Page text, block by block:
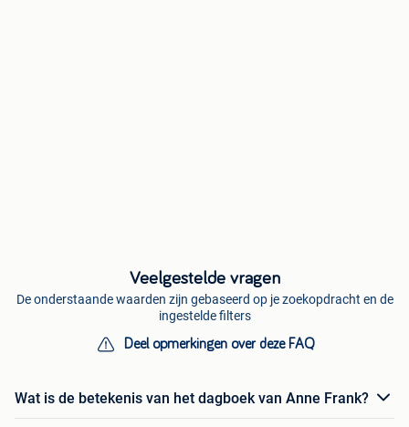
Veelgestelde vragen
De onderstaande waarden zijn gebaseerd op je zoekopdracht en de
ingestelde filters
Deel opmerkingen over deze FAQ
Wat is de betekenis van het dagboek van Anne Frank?